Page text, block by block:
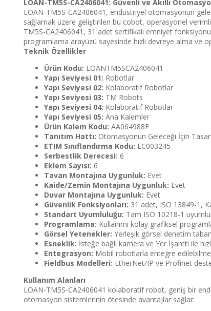
LOAN-TM5S-CA2406041: Güvenli ve Akıllı
LOAN-TM5S-CA2406041, endüstriyel otomasyonun
sağlamak üzere geliştirilen bu cobot, operasyonel
TM5S-CA2406041, 31 adet sertifikalı emniyet
programlama arayüzü sayesinde hızlı devreye alma ve
Teknik Özellikler
Ürün Kodu: LOANTM5SCA2406041
Yapı Seviyesi 01: Robotlar
Yapı Seviyesi 02: Kolaboratif Robotlar
Yapı Seviyesi 03: TM Robots
Yapı Seviyesi 04: Kolaboratif Robotlar
Yapı Seviyesi 05: Ana Kalemler
Ürün Kalem Kodu: AA064988F
Tanıtım Hattı: Otomasyonun Geleceği İçin
ETIM Sınıflandırma Kodu: EC003245
Serbestlik Derecesi: 6
Eklem Sayısı: 6
Tavan Montajına Uygunluk: Evet
Kaide/Zemin Montajına Uygunluk: Evet
Duvar Montajına Uygunluk: Evet
Güvenlik Fonksiyonları: 31 adet, ISO 13849-1,
Standart Uyumluluğu: Tam ISO 10218-1
Programlama: Kullanımı kolay grafiksel
Görsel Yetenekler: Yerleşik görsel denetim
Esneklik: İsteğe bağlı kamera ve Yer İşareti ile
Entegrasyon: Mobil robotlarla entegre
Fieldbus Modelleri: EtherNet/IP ve Profinet
Kullanım Alanları
LOAN-TM5S-CA2406041 kolaboratif robot, geniş bir
otomasyon sistemlerinin ötesinde avantajlar sağlar: